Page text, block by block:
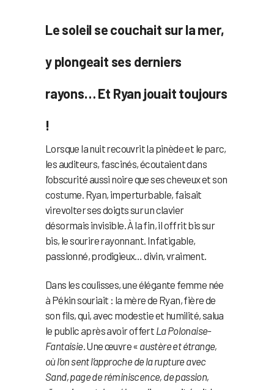
Le soleil se couchait sur la mer,
y plongeait ses derniers
rayons… Et Ryan jouait toujours
!
Lorsque la nuit recouvrit la pinède et le parc,
les auditeurs, fascinés, écoutaient dans
l’obscurité aussi noire que ses cheveux et son
costume. Ryan, imperturbable, faisait
virevolter ses doigts sur un clavier
désormais invisible. À la fin, il offrit bis sur
bis, le sourire rayonnant. Infatigable,
passionné, prodigieux… divin, vraiment.
Dans les coulisses, une élégante femme née
à Pékin souriait : la mère de Ryan, fière de
son fils, qui, avec modestie et humilité, salua
le public après avoir offert La Polonaise-
Fantaisie . Une œuvre « austère et étrange,
où l’on sent l’approche de la rupture avec
Sand, page de réminiscence, de passion,